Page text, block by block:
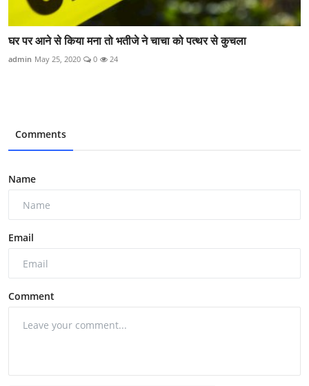
घर पर आने से किया मना तो भतीजे ने चाचा को पत्थर से कुचला
admin May 25, 2020 0 24
Comments
Name
Email
Comment